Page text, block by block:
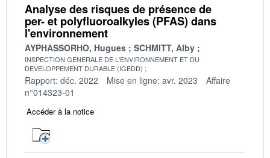
Analyse des risques de présence de
per- et polyfluoroalkyles (PFAS) dans
l'environnement
AYPHASSORHO, Hugues SCHMITT, Alby
INSPECTION GENERALE DE L'ENVIRONNEMENT ET DU
DEVELOPPEMENT DURABLE (IGEDD)
Rapport: déc. 2022 Mise en ligne: avr. 2023
Affaire
n°014323-01
Accéder à la notice